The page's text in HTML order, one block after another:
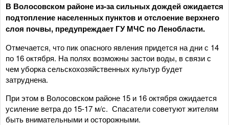
В Волосовском районе из-за сильных дождей ожидается
подтопление населенных пунктов и отслоение верхнего
слоя почвы, предупреждает ГУ МЧС по Ленобласти.
Отмечается, что пик опасного явления придется на дни с 14
по 16 октября. На полях возможны застои воды, в связи с
чем уборка сельскохозяйственных культур будет
затруднена.
При этом в Волосовском районе 15 и 16 октября ожидается
усиление ветра до 15-17 м/с. Спасатели советуют жителям
быть внимательными и осторожными.